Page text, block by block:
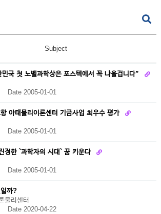
Subject
국 첫 노벨과학상은 포스텍에서 꼭 나올겁니다”
Date 2005-01-01
아태물리이론센터 기금사업 최우수 평가
Date 2005-01-01
정한 `과학자의 시대` 꿈 키운다
Date 2005-01-01
까?
물리센터
Date 2020-04-22